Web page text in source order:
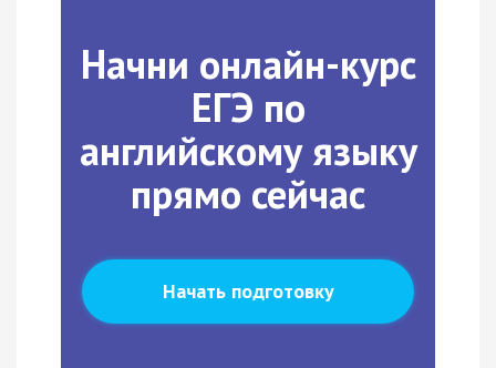
Начни онлайн-курс
ЕГЭ по
английскому языку
прямо сейчас
Начать подготовку